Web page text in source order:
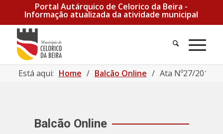
Portal Autárquico de Celorico da Beira -
Informação atualizada da atividade municipal
Pesquisa
Está aqui: Home / Balcão Online / Ata Nº27/2019 |
Balcão Online